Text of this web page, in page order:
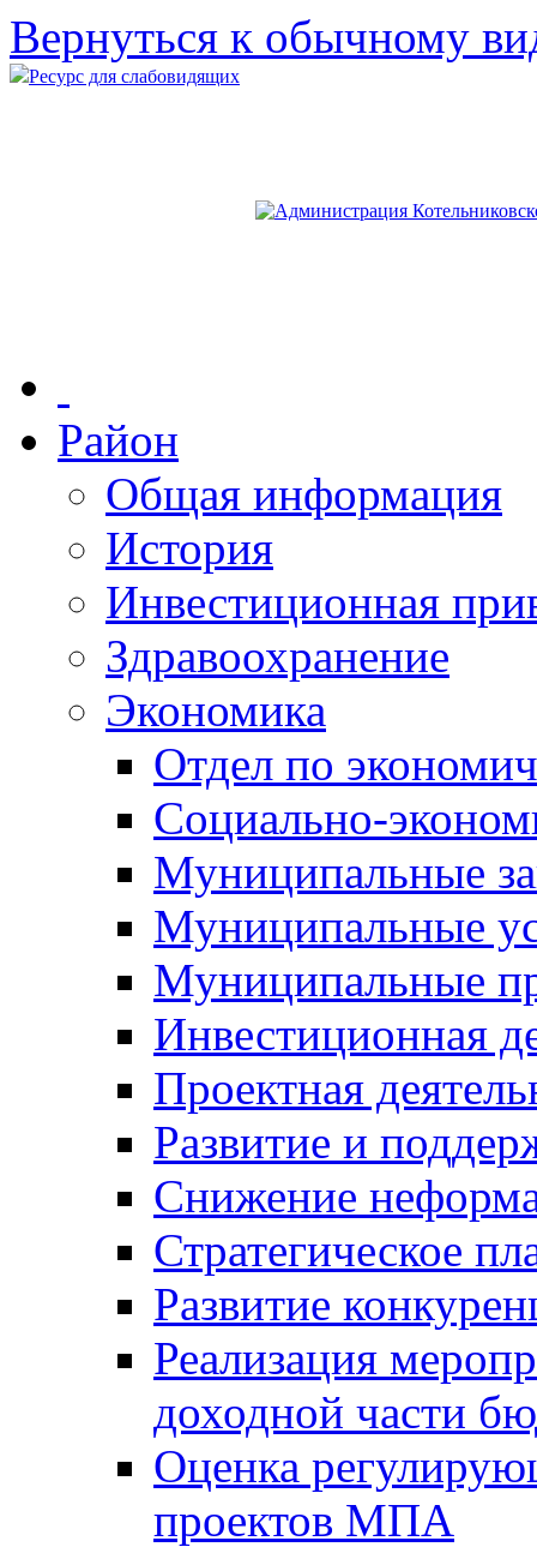
Вернуться к обычному
Ресурс для слабовидящих
Район
Общая информация
История
Инвестиционная
Здравоохранение
Экономика
Отдел по
Социально-
Муниципальные
Муниципальные
Муниципальные
Инвестиционная
Проектная
Развитие и
Снижение
Стратегическое
Развитие
Реализация
доходной части
Оценка
проектов МПА